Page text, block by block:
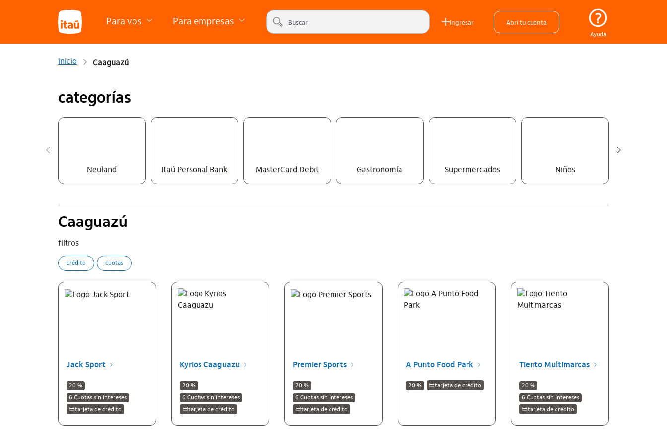
Para vos Para empresas Ingresar Abrí tu cuenta
Ayuda
inicio Caaguazú
categorías
Neuland Itaú Personal Bank MasterCard Debit Gastronomía Supermercados Niños
Caaguazú
filtros
crédito cuotas
Jack Sport
20 %
6 Cuotas sin intereses
tarjeta de crédito
Kyrios Caaguazu
20 %
6 Cuotas sin intereses
tarjeta de crédito
Premier Sports
20 %
6 Cuotas sin intereses
tarjeta de crédito
A Punto Food Park
20 % tarjeta de crédito
Tiento Multimarcas
20 %
6 Cuotas sin intereses
tarjeta de crédito